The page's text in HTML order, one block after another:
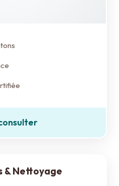
& Nettoyage